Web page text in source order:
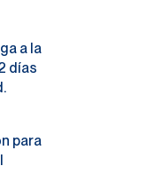
a la
días
para